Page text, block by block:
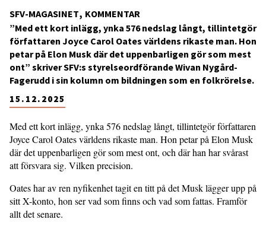
SFV-MAGASINET KOMMENTAR
15.12.2025
”Med ett kort inlägg, ynka 576 nedslag långt, tillintetgör
författaren Joyce Carol Oates världens rikaste man. Hon
petar på Elon Musk där det uppenbarligen gör som mest
ont” skriver SFV:s styrelseordförande Wivan Nygård-
Fagerudd i sin kolumn om bildningen som en folkrörelse.
Med ett kort inlägg, ynka 576 nedslag långt, tillintetgör författaren
Joyce Carol Oates världens rikaste man. Hon petar på Elon Musk
där det uppenbarligen gör som mest ont, och där han har svårast
att försvara sig. Vilken precision.
Oates har av ren nyfikenhet tagit en titt på det Musk lägger upp på
sitt X-konto, hon ser vad som finns och vad som fattas. Framför
allt det senare.